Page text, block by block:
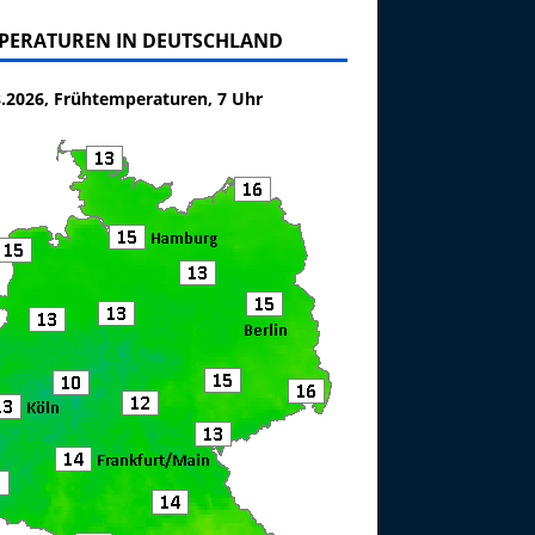
IN DEUTSCHLAND
Frühtemperaturen, 7 Uhr